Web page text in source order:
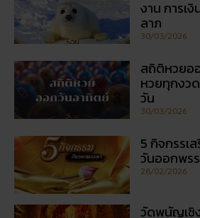
5 กิจกรรเ
วันออกพรร
28/02/2026
วัดพนัญเชิ
เก่า จ.พระ
28/02/2026